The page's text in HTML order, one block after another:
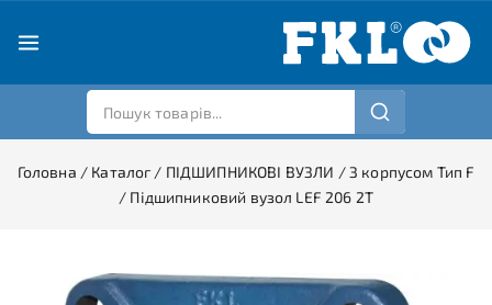
Головна / Каталог / ПІДШИПНИКОВІ ВУЗЛИ /З корпусом Тип F
/ Підшипниковий вузол LEF 206 2T